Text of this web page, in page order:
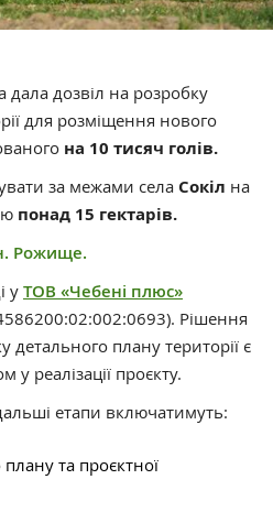
дозвіл на розробку
для розміщення нового
на 10 тисяч голів.
за межами села Сокіл на
понад 15 гектарів.
Рожище.
у ТОВ «Чебені плюс»
Рішення
детального плану території є
реалізації проєкту.
етапи включатимуть:
та проєктної